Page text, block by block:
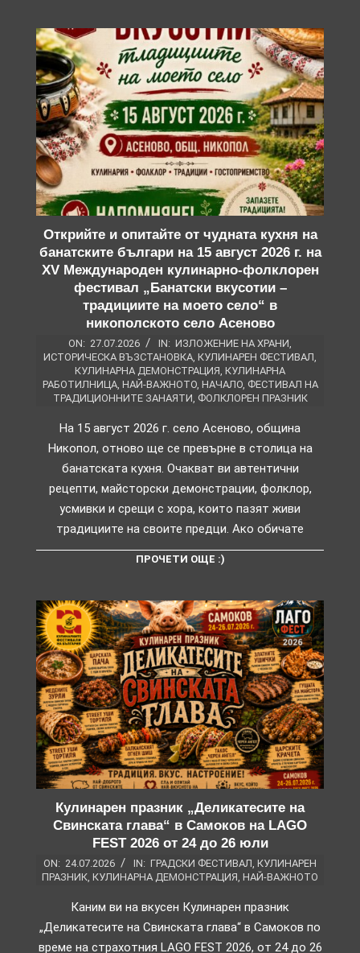
Открийте и опитайте от чудната кухня на
банатските българи на 15 август 2026 г. на
XV Международен кулинарно-фолклорен
фестивал „Банатски вкусотии –
традициите на моето село“ в
никополското село Асеново
ON: 27.07.2026 IN: ИЗЛОЖЕНИЕ НА ХРАНИ,
ИСТОРИЧЕСКА ВЪЗСТАНОВКА, КУЛИНАРЕН ФЕСТИВАЛ,
КУЛИНАРНА ДЕМОНСТРАЦИЯ, КУЛИНАРНА
РАБОТИЛНИЦА, НАЙ-ВАЖНОТО, НАЧАЛО, ФЕСТИВАЛ НА
ТРАДИЦИОННИТЕ ЗАНАЯТИ, ФОЛКЛОРЕН ПРАЗНИК
На 15 август 2026 г. село Асеново, община
Никопол, отново ще се превърне в столица на
банатската кухня. Очакват ви автентични
рецепти, майсторски демонстрации, фолклор,
усмивки и срещи с хора, които пазят живи
традициите на своите предци. Ако обичате
ПРОЧЕТИ ОЩЕ :)
Кулинарен празник „Деликатесите на
Свинската глава“ в Самоков на LAGO
FEST 2026 от 24 до 26 юли
ON: 24.07.2026 IN: ГРАДСКИ ФЕСТИВАЛ КУЛИНАРЕН
ПРАЗНИК КУЛИНАРНА ДЕМОНСТРАЦИЯ НАЙ-ВАЖНОТО
Каним ви на вкусен Кулинарен празник
„Деликатесите на Свинската глава“ в Самоков по
време на страхотния LAGO FEST 2026, от 24 до 26